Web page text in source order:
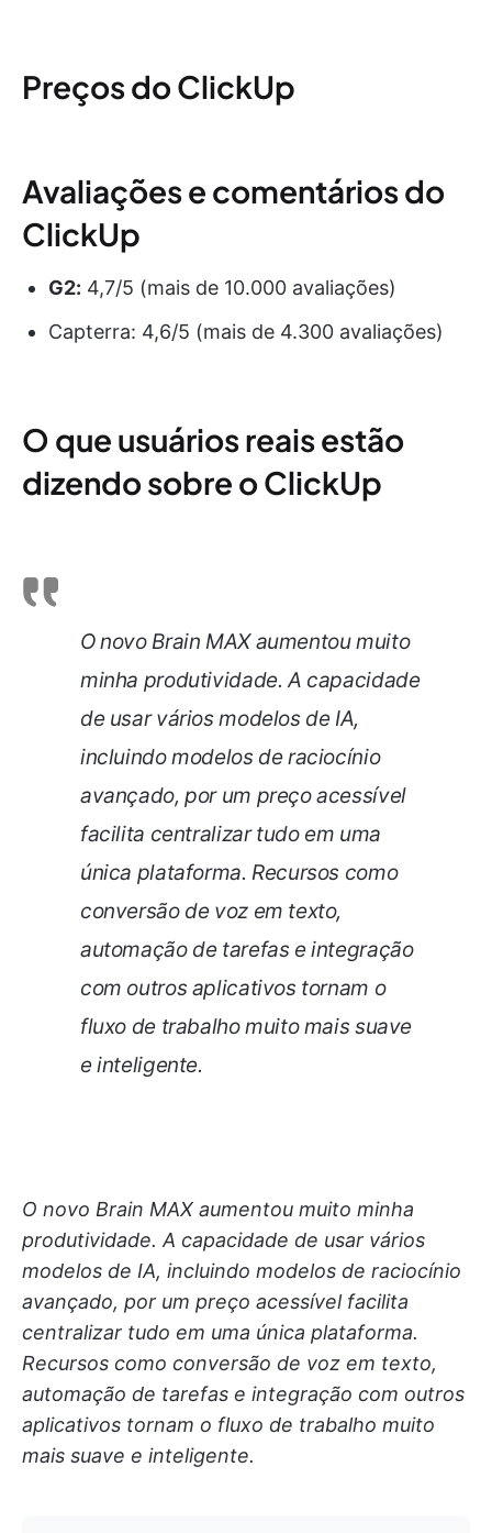
Preços do ClickUp
Avaliações e comentários do
ClickUp
G2: 4,7/5 (mais de 10.000 avaliações)
Capterra: 4,6/5 (mais de 4.300 avaliações)
O que usuários reais estão
dizendo sobre o ClickUp
O novo Brain MAX aumentou muito
minha produtividade. A capacidade
de usar vários modelos de IA,
incluindo modelos de raciocínio
avançado, por um preço acessível
facilita centralizar tudo em uma
única plataforma. Recursos como
conversão de voz em texto,
automação de tarefas e integração
com outros aplicativos tornam o
fluxo de trabalho muito mais suave
e inteligente.
O novo Brain MAX aumentou muito minha
produtividade. A capacidade de usar vários
modelos de IA, incluindo modelos de raciocínio
avançado, por um preço acessível facilita
centralizar tudo em uma única plataforma.
Recursos como conversão de voz em texto,
automação de tarefas e integração com outros
aplicativos tornam o fluxo de trabalho muito
mais suave e inteligente.